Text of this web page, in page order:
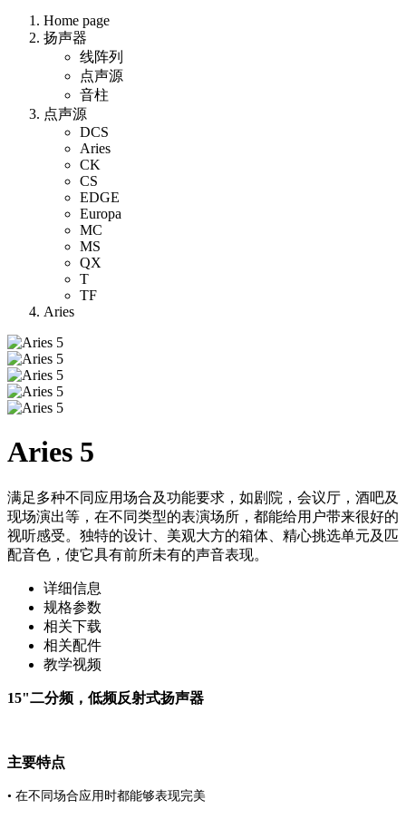
Home page
扬声器
线阵列
点声源
音柱
点声源
DCS
Aries
CK
CS
EDGE
Europa
MC
MS
QX
T
TF
Aries
Aries 5
满足多种不同应用场合及功能要求，如剧院，会议厅，酒吧及
现场演出等，在不同类型的表演场所，都能给用户带来很好的
视听感受。独特的设计、美观大方的箱体、精心挑选单元及匹
配音色，使它具有前所未有的声音表现。
详细信息
规格参数
相关下载
相关配件
教学视频
15"二分频，低频反射式扬声器
主要特点
• 在不同场合应用时都能够表现完美